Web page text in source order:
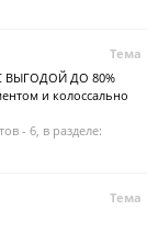
Тема
ВЫГОДОЙ ДО 80%
и колоссально
- 6, в разделе:
Тема